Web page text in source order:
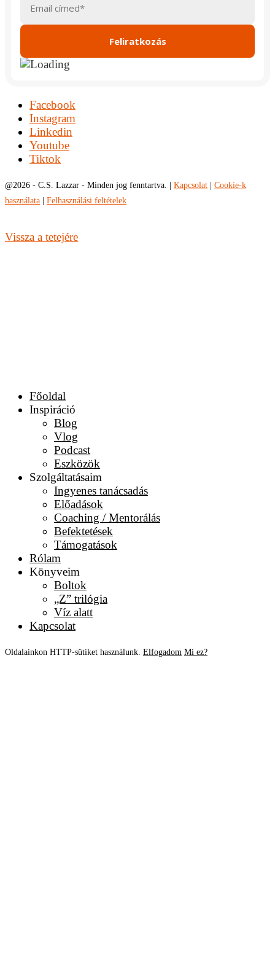
Facebook
Instagram
Linkedin
Youtube
Tiktok
@2026 - C.S. Lazzar - Minden jog fenntartva. | Kapcsolat
Cookie-k
használata
Felhasználási feltételek
Vissza a tetejére
Főoldal
Inspiráció
Blog
Vlog
Podcast
Eszközök
Szolgáltatásaim
Ingyenes tanácsadás
Előadások
Coaching / Mentorálás
Befektetések
Támogatások
Rólam
Könyveim
Boltok
„Z” trilógia
Víz alatt
Kapcsolat
Oldalainkon HTTP-sütiket használunk. Elfogadom Mi ez?